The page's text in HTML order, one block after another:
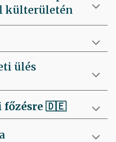
külterületén
ülés
főzésre🇩🇪